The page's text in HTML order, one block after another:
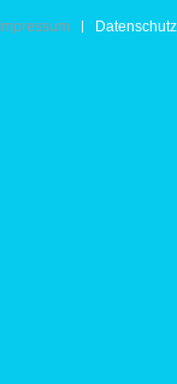
Impressum Datenschutz